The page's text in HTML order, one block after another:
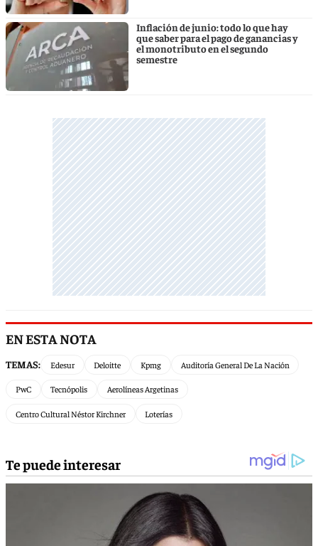
Inflación de junio: todo lo que hay
que saber para el pago de ganancias y
el monotributo en el segundo
semestre
EN ESTA NOTA
TEMAS: Edesur Deloitte Kpmg Auditoría General De La Nación
PwC Tecnópolis Aerolíneas Argetinas
Centro Cultural Néstor Kirchner Loterías